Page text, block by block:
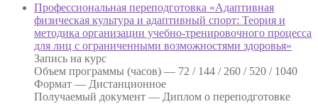
Профессиональная переподготовка «Адаптивная
физическая культура и адаптивный спорт: Теория и
методика организации учебно-тренировочного процесса
для лиц с ограниченными возможностями здоровья»
Запись на курс
Объем программы (часов) — 72 / 144 / 260 / 520 / 1040
Формат — Дистанционное
Получаемый документ — Диплом о переподготовке